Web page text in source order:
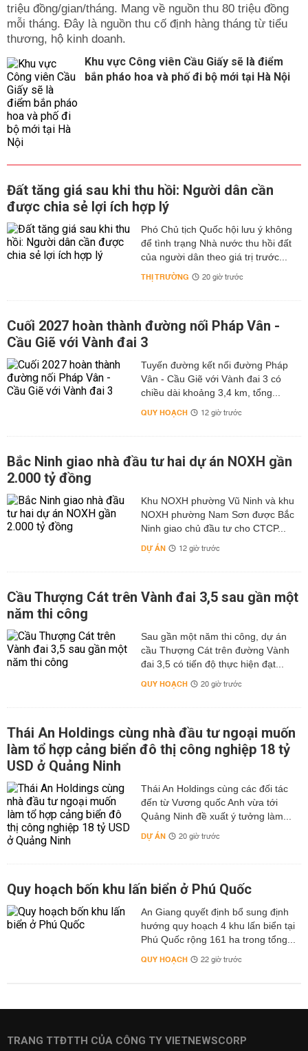
triệu đồng/gian/tháng. Mang về nguồn thu 80 triệu đồng
mỗi tháng. Đây là nguồn thu cố định hàng tháng từ tiểu
thương, hộ kinh doanh.
Khu vực Công viên Cầu Giấy sẽ là điểm
bắn pháo hoa và phố đi bộ mới tại Hà Nội
Đất tăng giá sau khi thu hồi: Người dân cần
được chia sẻ lợi ích hợp lý
Phó Chủ tịch Quốc hội lưu ý không
để tình trạng Nhà nước thu hồi đất
của người dân theo giá trị trước...
THỊ TRƯỜNG 20 giờ trước
Cuối 2027 hoàn thành đường nối Pháp Vân -
Cầu Giẽ với Vành đai 3
Tuyến đường kết nối đường Pháp
Vân - Cầu Giẽ với Vành đai 3 có
chiều dài khoảng 3,4 km, tổng...
QUY HOẠCH 12 giờ trước
Bắc Ninh giao nhà đầu tư hai dự án NOXH gần
2.000 tỷ đồng
Khu NOXH phường Vũ Ninh và khu
NOXH phường Nam Sơn được Bắc
Ninh giao chủ đầu tư cho CTCP...
DỰ ÁN 12 giờ trước
Cầu Thượng Cát trên Vành đai 3,5 sau gần một
năm thi công
Sau gần một năm thi công, dự án
cầu Thượng Cát trên đường Vành
đai 3,5 có tiến độ thực hiện đạt...
QUY HOẠCH 20 giờ trước
Thái An Holdings cùng nhà đầu tư ngoại muốn
làm tổ hợp cảng biển đô thị công nghiệp 18 tỷ
USD ở Quảng Ninh
Thái An Holdings cùng các đối tác
đến từ Vương quốc Anh vừa tới
Quảng Ninh đề xuất ý tưởng làm...
DỰ ÁN 20 giờ trước
Quy hoạch bốn khu lấn biển ở Phú Quốc
An Giang quyết định bổ sung định
hướng quy hoạch 4 khu lấn biển tại
Phú Quốc rộng 161 ha trong tổng...
QUY HOẠCH 22 giờ trước
TRANG TTĐTTH CỦA CÔNG TY VIETNEWSCORP